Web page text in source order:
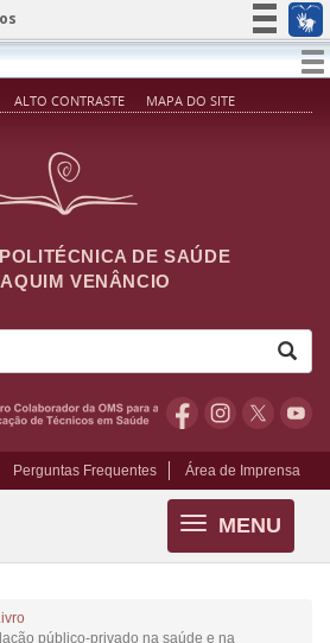
Simplifique!
Participe
ALTO CONTRASTE MAPA DO SITE
DE SAÚDE
VENÂNCIO
Perguntas Frequentes Área de Imprensa
MENU
Toggle
navigation
público-privado na saúde e na